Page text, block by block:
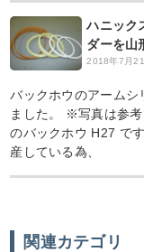
ハニック
ダーを山
2018年7月21
バックホウのアームシ
ました。 ※写真は参
のバックホウ H27 で
産している為、
関連カテゴリ